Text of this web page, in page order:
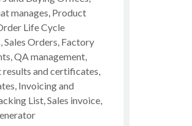
manages, Product
Life Cycle
Orders, Factory
QA management,
and certificates,
Invoicing and
List, Sales invoice,